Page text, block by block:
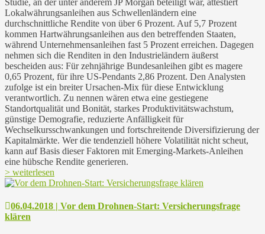
Studie, an der unter anderem JP Morgan beteiligt war, attestiert
Lokalwährungsanleihen aus Schwellenländern eine
durchschnittliche Rendite von über 6 Prozent. Auf 5,7 Prozent
kommen Hartwährungsanleihen aus den betreffenden Staaten,
während Unternehmensanleihen fast 5 Prozent erreichen. Dagegen
nehmen sich die Renditen in den Industrieländern äußerst
bescheiden aus: Für zehnjährige Bundesanleihen gibt es magere
0,65 Prozent, für ihre US-Pendants 2,86 Prozent. Den Analysten
zufolge ist ein breiter Ursachen-Mix für diese Entwicklung
verantwortlich. Zu nennen wären etwa eine gestiegene
Standortqualität und Bonität, starkes Produktivitätswachstum,
günstige Demografie, reduzierte Anfälligkeit für
Wechselkursschwankungen und fortschreitende Diversifizierung der
Kapitalmärkte. Wer die tendenziell höhere Volatilität nicht scheut,
kann auf Basis dieser Faktoren mit Emerging-Markets-Anleihen
eine hübsche Rendite generieren.
> weiterlesen
06.04.2018 | Vor dem Drohnen-Start: Versicherungsfrage
klären